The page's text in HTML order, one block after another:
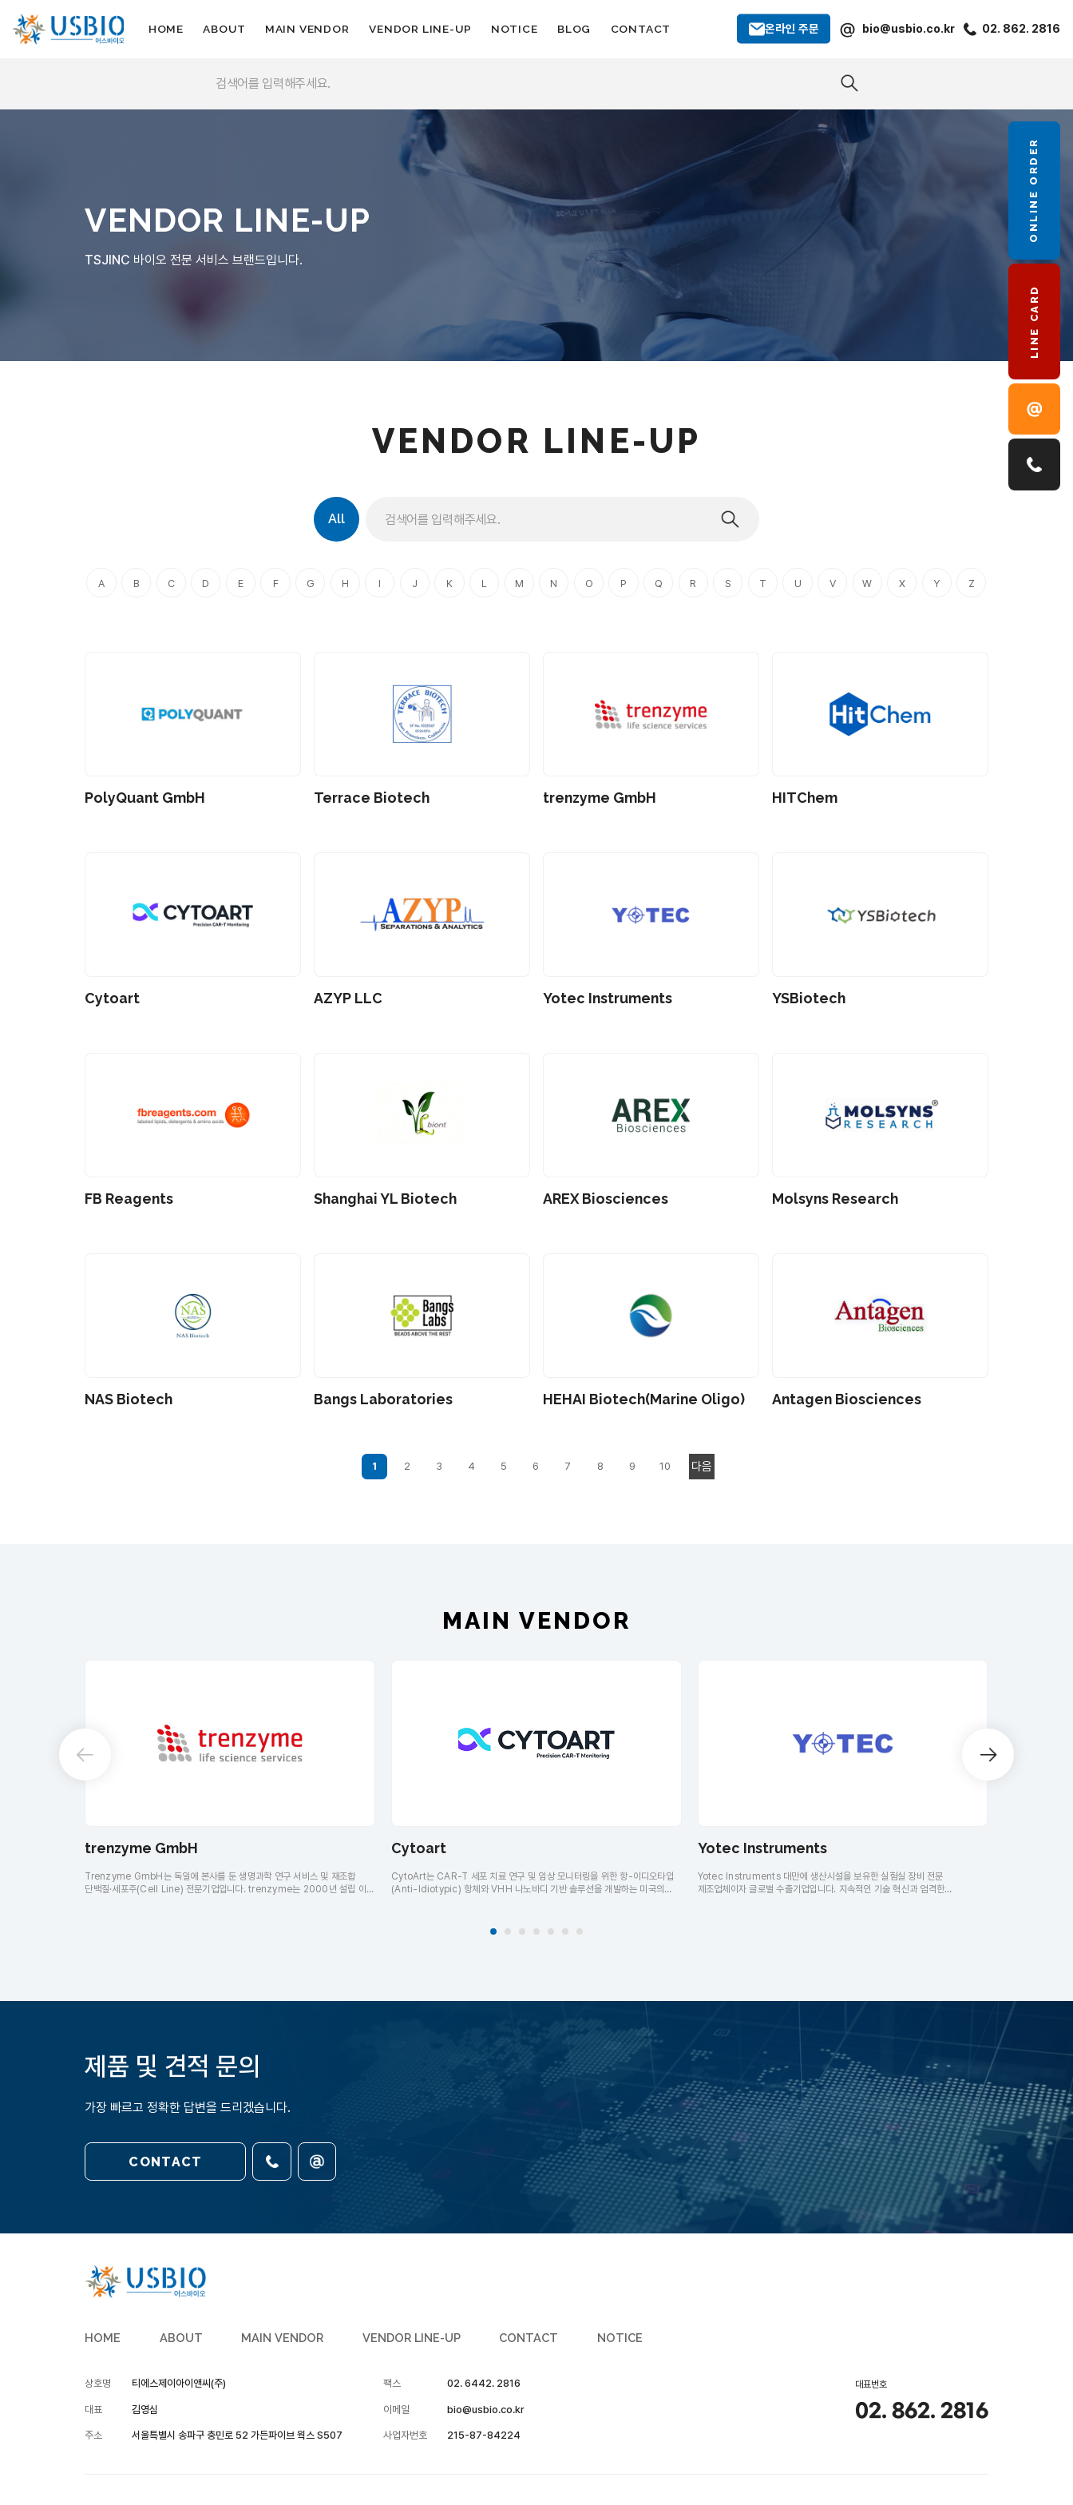
HOME ABOUT MAIN VENDOR VENDOR LINE-UP NOTICE BLOG CONTACT 온라인 주문 @ bio@usbio.co.kr 02. 862. 2816
ONLINE ORDER
LINE CARD
VENDOR LINE-UP
TSJINC 바이오 전문 서비스 브랜드입니다.
VENDOR LINE-UP
All
A B C D E F G H I J K L M N O P Q R S T U V W X Y Z
PolyQuant GmbH Terrace Biotech trenzyme GmbH HITChem
Cytoart AZYP LLC Yotec Instruments YSBiotech
FB Reagents Shanghai YL Biotech AREX Biosciences Molsyns Research
NAS Biotech Bangs Laboratories HEHAI Biotech(Marine Oligo) Antagen Biosciences
1 2 3 4 5 6 7 8 9 10 다음
MAIN VENDOR
trenzyme GmbH
Trenzyme GmbH는 독일에 본사를 둔 생명과학 연구 서비스 및 재조합
단백질·세포주(Cell Line) 전문기업입니다. trenzyme는 2000년 설립 이후
Cytoart
CytoArt는 CAR-T 세포 치료 연구 및 임상 모니터링을 위한 항-이디오타입
(Anti-Idiotypic) 항체와 VHH 나노바디 기반 솔루션을 개발하는 미국의
있습니다. Cytoart는 Flow Cytometry, ELISA, MSD 등 다양한 분석
Yotec Instruments
Yotec Instruments 대만에 생산시설을 보유한 실험실 장비 전문
제조업체이자 글로벌 수출기업입니다. 지속적인 기술 혁신과 엄격한
대리점입니다.
제품 및 견적 문의
가장 빠르고 정확한 답변을 드리겠습니다.
CONTACT
HOME ABOUT MAIN VENDOR VENDOR LINE-UP CONTACT NOTICE
상호명 티에스제이아이앤씨(주)
대표 김영심
주소 서울특별시 송파구 충민로 52 가든파이브 웍스 S507
팩스 02. 6442. 2816
이메일 bio@usbio.co.kr
사업자번호 215-87-84224
대표번호
02. 862. 2816